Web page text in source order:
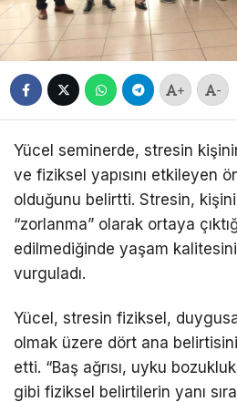
+ -
Yücel seminerde, stresin
ve fiziksel yapısını etkileyen
olduğunu belirtti. Stresin,
“zorlanma” olarak ortaya
edilmediğinde yaşam
vurguladı.
Yücel, stresin fiziksel,
olmak üzere dört ana
etti. “Baş ağrısı, uyku
gibi fiziksel belirtilerin yanı